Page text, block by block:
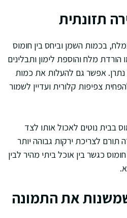
תזונתית
בכמות השמן וביחס בין חומוס
הורדת מלח והוספת לימון ותבלינים
אפשר גם להעלות את כמות
צפיפות קלורית ועדיין לשמור
בבית נוטים לאכול אותו לצד
תורם לצריכת ירקות גבוהה יותר
כגשר בין אוכל ביתי מהיר לבין
את התמונה